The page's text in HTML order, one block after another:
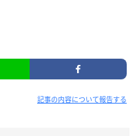
記事の内容について報告する